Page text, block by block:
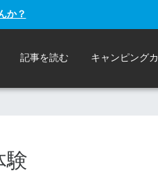
か？
記事を読む キャンピング
験